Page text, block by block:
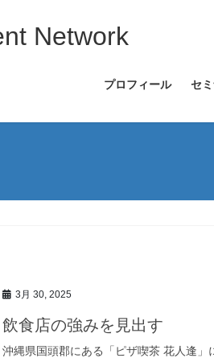
Network
プロフィール セ
3月 30, 2025
飲食店の強みを見出す
沖縄県国頭郡にある「ピザ喫茶 花人逢